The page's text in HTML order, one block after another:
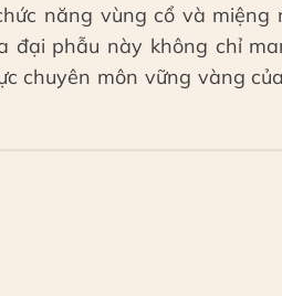
năng vùng cổ và
đại phẫu này không chỉ
chuyên môn vững vàng